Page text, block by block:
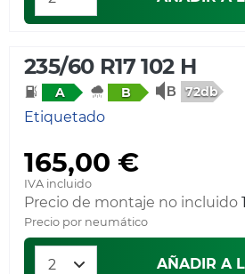
235/60 R17 102 H
A B 72db
Etiquetado
165,00 €
IVA incluido
Precio de montaje no incluido
Precio por neumático
AÑADIR A